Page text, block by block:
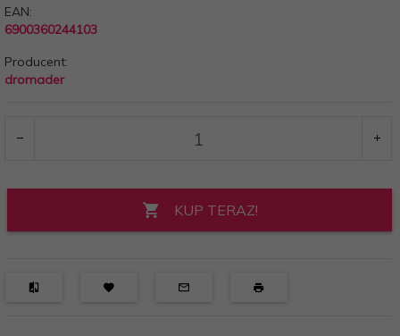
EAN:
6900360244103
Producent:
dromader
KUP TERAZ!